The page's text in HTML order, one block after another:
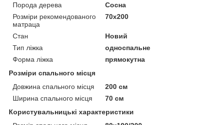
Порода дерева
Сосна
Розміри рекомендованого
матраца
70х200
Стан
Новий
Тип ліжка
односпальне
Форма ліжка
прямокутна
Розміри спального місця
Довжина спального місця
200 см
Ширина спального місця
70 см
Користувальницькі характеристики